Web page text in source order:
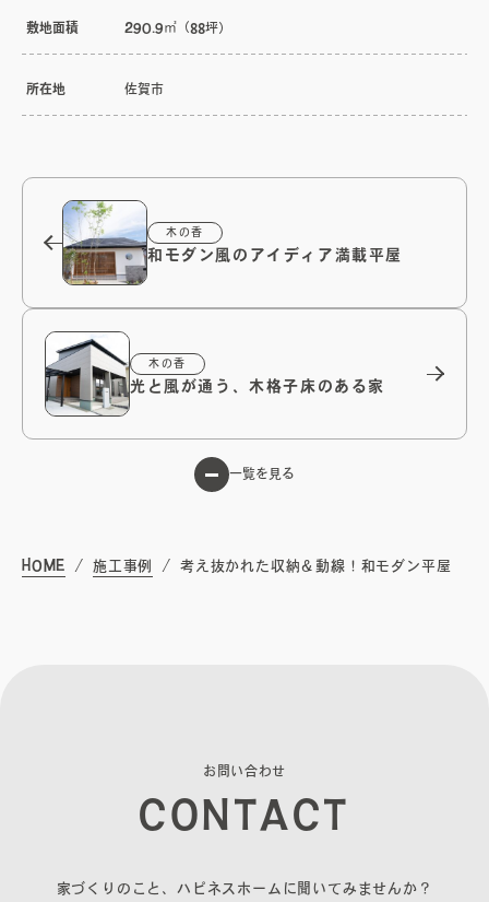
敷地面積 290.9㎡（88坪）
所在地 佐賀市
木の香
和モダン風のアイディア満載平屋
木の香
光と風が通う、木格子床のある家
一覧を見る
HOME 施工事例 考え抜かれた収納＆動線！和モダン平屋
お問い合わせ
CONTACT
家づくりのこと、ハピネスホームに聞いてみませんか？